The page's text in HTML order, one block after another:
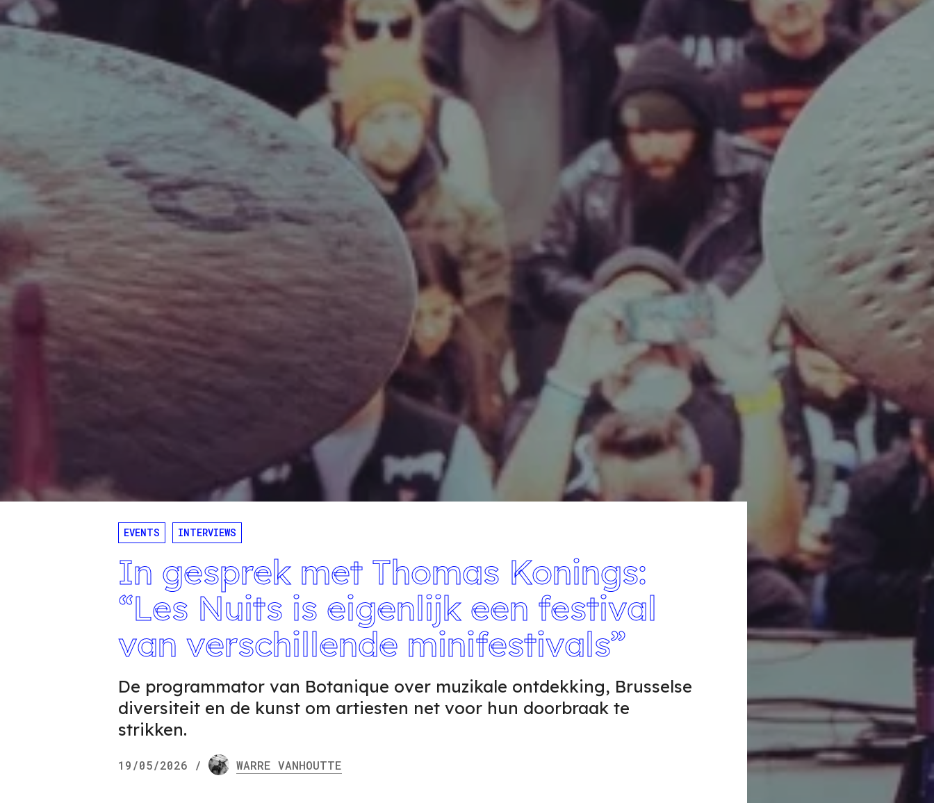
EVENTS INTERVIEWS
In gesprek met Thomas Konings:
“Les Nuits is eigenlijk een festival
van verschillende minifestivals”
De programmator van Botanique over muzikale ontdekking, Brusselse
diversiteit en de kunst om artiesten net voor hun doorbraak te
strikken.
19/05/2026 / WARRE VANHOUTTE